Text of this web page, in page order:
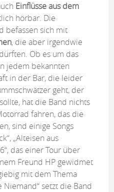
Einflüsse aus dem
hörbar. Die
befassen sich mit
, die aber irgendwie
Ob es um das
jedem bekannten
in der Bar, die leider
geht, der
hat die Band nichts
fahren, das die
sind einige Songs
„Alteisen aus
das einer Tour über
Freund HP gewidmet
mit dem Thema
setzt die Band